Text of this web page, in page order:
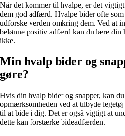
Når det kommer til hvalpe, er det
dem god adfærd. Hvalpe bider ofte
udforske verden omkring dem. Ved at
belønne positiv adfærd kan du lære din
ikke.
Min hvalp bider og
gøre?
Hvis din hvalp bider og snapper, kan
opmærksomheden ved at tilbyde
til at bide i dig. Det er også vigtigt at
dette kan forstærke bideadfærden.